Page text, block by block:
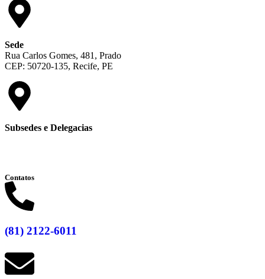
Sede
Rua Carlos Gomes, 481, Prado
CEP: 50720-135, Recife, PE
Subsedes e Delegacias
Contatos
(81) 2122-6011